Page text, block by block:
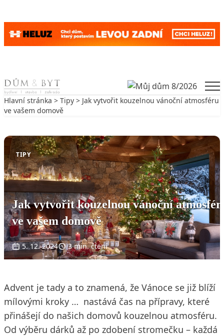
Skip to content
Hlavní stránka > Tipy > Jak vytvořit kouzelnou vánoční atmosféru
ve vašem domově
TIPY
Jak vytvořit kouzelnou vánoční
ve vašem domově
5. 12. 2024 3 min. čtení
Advent je tady a to znamená, že Vánoce se již blíží
mílovými kroky … nastává čas na přípravy, které
přinášejí do našich domovů kouzelnou atmosféru.
Od výběru dárků až po zdobení stromečku – každá